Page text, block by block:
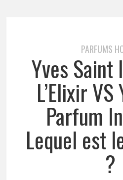
PARFUMS
Yves Saint
L’Elixir VS
Parfum
Lequel est
?